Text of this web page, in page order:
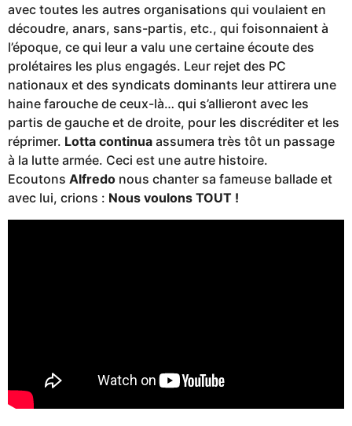
avec toutes les autres organisations qui voulaient en
découdre, anars, sans-partis, etc., qui foisonnaient à
l’époque, ce qui leur a valu une certaine écoute des
prolétaires les plus engagés. Leur rejet des PC
nationaux et des syndicats dominants leur attirera une
haine farouche de ceux-là… qui s’allieront avec les
partis de gauche et de droite, pour les discréditer et les
réprimer. Lotta continua assumera très tôt un passage
à la lutte armée. Ceci est une autre histoire.
Ecoutons Alfredo nous chanter sa fameuse ballade et
avec lui, crions : Nous voulons TOUT !